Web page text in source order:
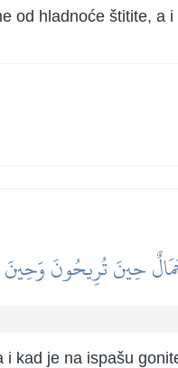
od hladnoće štitite, a
حِينَ تُرِيحُونَ
kad je na ispašu